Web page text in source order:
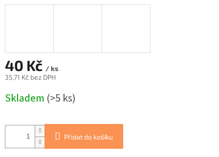
40 Kč / ks
35,71 Kč bez DPH
cena:
Skladem (>5 ks)
Přidat do košíku